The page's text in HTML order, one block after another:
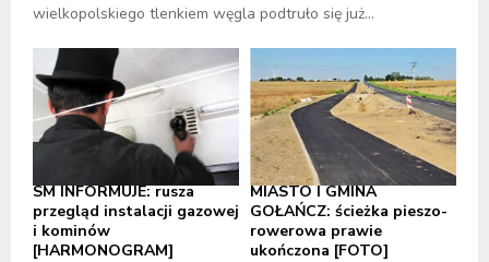
wielkopolskiego tlenkiem węgla podtruło się już...
SM INFORMUJE: rusza
przegląd instalacji gazowej
i kominów
[HARMONOGRAM]
MIASTO I GMINA
GOŁAŃCZ: ścieżka pieszo-
rowerowa prawie
ukończona [FOTO]